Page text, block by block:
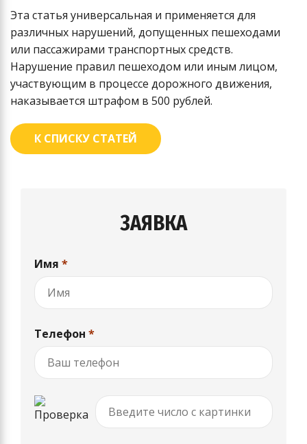
Эта статья универсальная и применяется для
различных нарушений, допущенных пешеходами
или пассажирами транспортных средств.
Нарушение правил пешеходом или иным лицом,
участвующим в процессе дорожного движения,
наказывается штрафом в 500 рублей.
К СПИСКУ СТАТЕЙ
ЗАЯВКА
Имя *
Телефон *